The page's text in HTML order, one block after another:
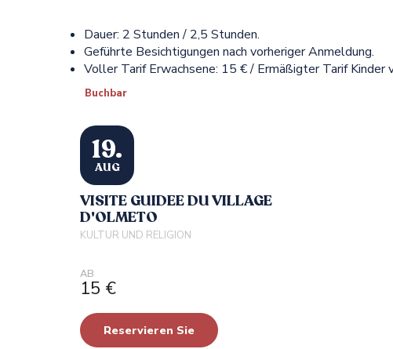
Dauer: 2 Stunden / 2,5 Stunden.
Geführte Besichtigungen nach vorheriger Anmeldung.
Voller Tarif Erwachsene: 15 € / Ermäßigter Tarif Kinder
19.
AUG
VISITE GUIDEE DU VILLAGE
D'OLMETO
KULTUR UND RELIGION
AB
15 €
Reservieren Sie
Buchbar